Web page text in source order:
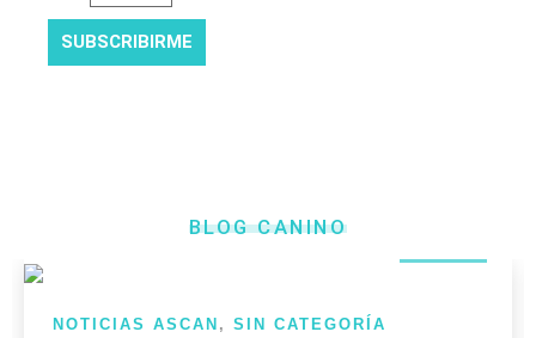
SUBSCRIBIRME
BLOG CANINO
NOTICIAS ASCAN , SIN CATEGORÍA